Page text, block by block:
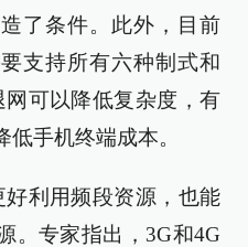
了条件。此外，目前
支持所有六种制式和
可以降低复杂度，有
手机终端成本。
利用频段资源，也能
。专家指出，3G和4G